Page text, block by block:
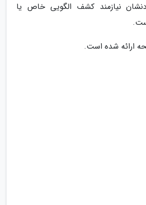
نیازمند کشف الگویی خاص یا
ارائه شده است.